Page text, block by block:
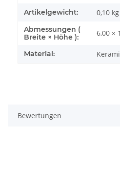
Artikelgewicht: 0,10 kg
Abmessungen (
Breite × Höhe ):
6,00 ×
Material:
Bewertungen